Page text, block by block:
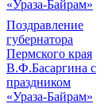
«Ураза-Байрам»
Поздравление
губернатора
Пермского края
В.Ф.Басаргина с
праздником
«Ураза-Байрам»